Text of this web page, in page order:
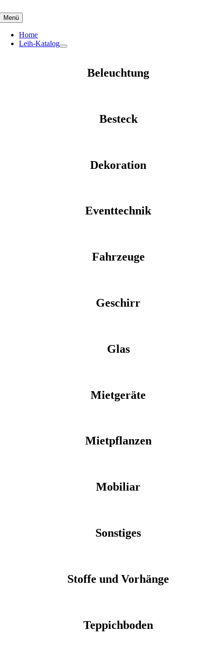
to
content
Menü
Home
Leih-Katalog
Beleuchtung
Besteck
Dekoration
Eventtechnik
Fahrzeuge
Geschirr
Glas
Mietgeräte
Mietpflanzen
Mobiliar
Sonstiges
Stoffe und Vorhänge
Teppichboden